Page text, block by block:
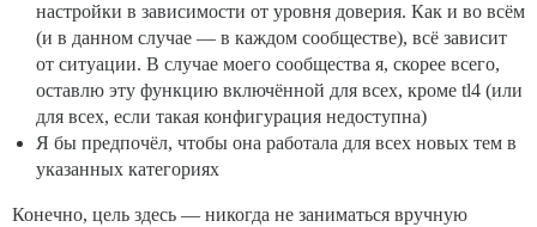
настройки в зависимости от уровня доверия. Как и во всём
(и в данном случае — в каждом сообществе), всё зависит
от ситуации. В случае моего сообщества я, скорее всего,
оставлю эту функцию включённой для всех, кроме tl4 (или
для всех, если такая конфигурация недоступна)
Я бы предпочёл, чтобы она работала для всех новых тем в
указанных категориях
Конечно, цель здесь — никогда не заниматься вручную